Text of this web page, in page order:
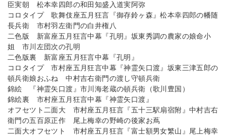
臣実朝 松本幸四郎の和田知盛入道実阿弥
コロタイプ 歌舞伎座五月狂言『御存鈴ヶ森』松本幸四郎の幡随
長兵衛 市村羽左衛門の白井権八
二色版 新富座五月狂言中幕『孔明』坂東秀調の農家の娘命小
姐 市川左団次の孔明
二色版裏 新富座五月狂言中幕『孔明』
コロタイプ 市村座五月狂言中幕『神霊矢口渡』坂東三津五郎の
頓兵衛娘おふね 中村吉右衛門の渡し守頓兵衛
錦絵 『神霊矢口渡』市川海老蔵の頓兵衛（歌川豊国）
錦絵裏 市村座五月狂言中幕『神霊矢口渡』
オフセツト二面大 市村座五月狂言『五十三駅扇宿附』中村吉右
衛門の五百原正作 尾上梅幸の野崎の後家お蔦
二面大オフセツト 市村座五月狂言『富士額男女繁山』尾上梅幸